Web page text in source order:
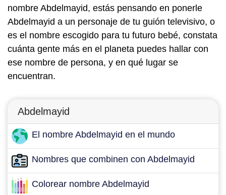
nombre Abdelmayid, estás pensando en ponerle
Abdelmayid a un personaje de tu guión televisivo, o
es el nombre escogido para tu futuro bebé, constata
cuánta gente más en el planeta puedes hallar con
ese nombre de persona, y en qué lugar se
encuentran.
Abdelmayid
El nombre Abdelmayid en el mundo
Nombres que combinen con Abdelmayid
Colorear nombre Abdelmayid